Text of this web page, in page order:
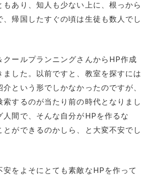
もあり、知人も少ない上に、根っから
、帰国したすぐの頃は生徒も数人でし
クールプランニングさんからHP作成
ました。以前ですと、教室を探すには
という形でしかなかったのですが、
索するのが当たり前の時代となりまし
人間で、そんな自分がHPを作るな
とができるのかしら、と大変不安でし
安をよそにとても素敵なHPを作って